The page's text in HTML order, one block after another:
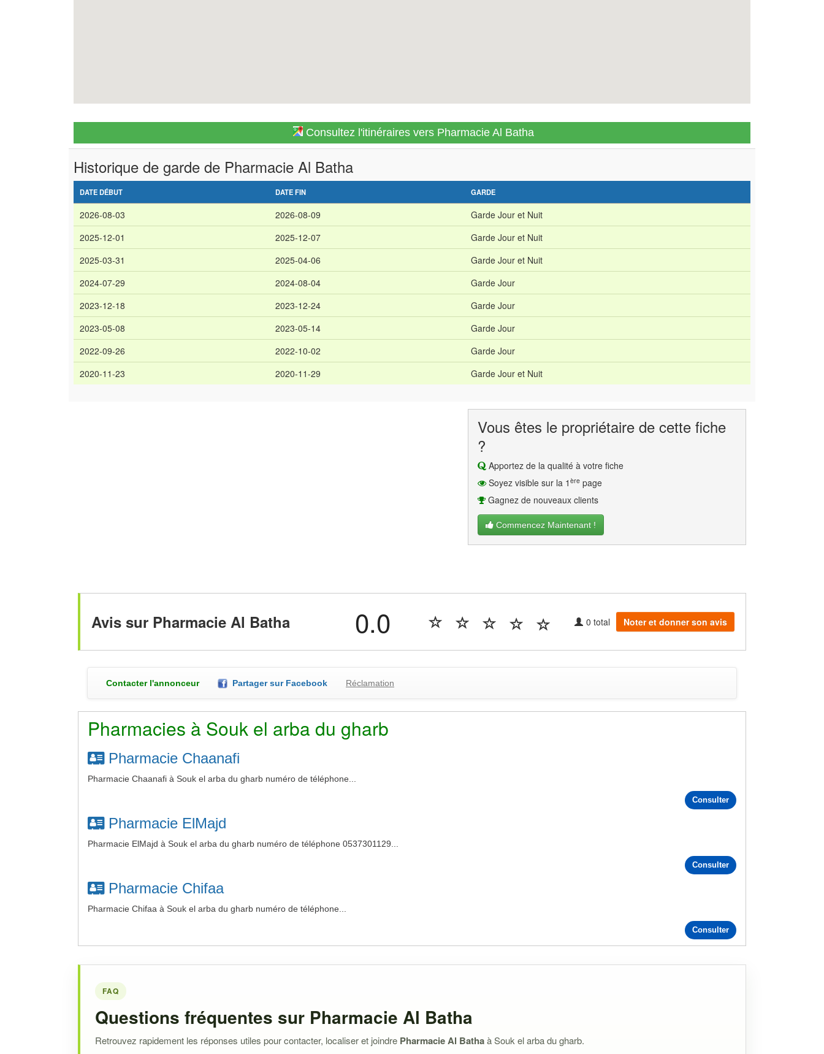
Consultez l'itinéraires vers Pharmacie Al Batha
Historique de garde de Pharmacie Al Batha
DATE DÉBUT DATE FIN GARDE
2026-08-03 2026-08-09
Garde Jour et Nuit
2025-12-01
2025-12-07
Garde Jour et Nuit
2025-03-31
2025-04-06
Garde Jour et Nuit
2024-07-29
2024-08-04
Garde Jour
2023-12-18
2023-12-24
Garde Jour
2023-05-08
2023-05-14
Garde Jour
2022-09-26
2022-10-02
Garde Jour
2020-11-23
2020-11-29 Garde Jour et Nuit
Vous êtes le propriétaire de cette fiche
?
Apportez de la qualité à votre fiche
Soyez visible sur la 1 èrepage
Gagnez de nouveaux clients
Commencez Maintenant !
Avis sur Pharmacie Al Batha 0.0 0 total Noter et donner son avis
Contacter l'annonceur Partager sur Facebook Réclamation
Pharmacies à Souk el arba du gharb
Pharmacie Chaanafi
Pharmacie Chaanafi à Souk el arba du gharb numéro de téléphone...
Consulter
Pharmacie ElMajd
Pharmacie ElMajd à Souk el arba du gharb numéro de téléphone 0537301129...
Consulter
Pharmacie Chifaa
Pharmacie Chifaa à Souk el arba du gharb numéro de téléphone...
Consulter
FAQ
Questions fréquentes sur Pharmacie Al Batha
Retrouvez rapidement les réponses utiles pour contacter, localiser et joindre Pharmacie Al Bathaà Souk el arba du gharb.